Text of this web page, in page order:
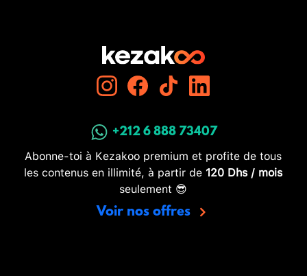
+212 6 888 73407
Abonne-toi à Kezakoo premium et profite de tous
les contenus en illimité, à partir de 120 Dhs / mois
seulement 😎
Voir nos offres